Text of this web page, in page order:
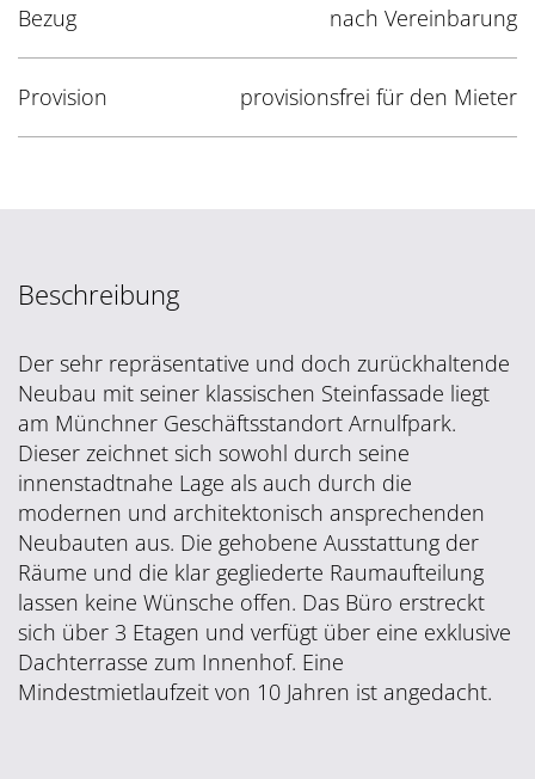
Bezug nach Vereinbarung
Provision provisionsfrei für den Mieter
Beschreibung
Der sehr repräsentative und doch zurückhaltende
Neubau mit seiner klassischen Steinfassade liegt
am Münchner Geschäftsstandort Arnulfpark.
Dieser zeichnet sich sowohl durch seine
innenstadtnahe Lage als auch durch die
modernen und architektonisch ansprechenden
Neubauten aus. Die gehobene Ausstattung der
Räume und die klar gegliederte Raumaufteilung
lassen keine Wünsche offen. Das Büro erstreckt
sich über 3 Etagen und verfügt über eine exklusive
Dachterrasse zum Innenhof. Eine
Mindestmietlaufzeit von 10 Jahren ist angedacht.